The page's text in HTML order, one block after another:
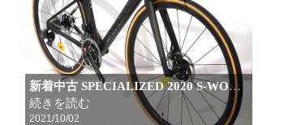
新着中古 SPECIALIZED 2020 S-WO…
続きを読む
2021/10/02